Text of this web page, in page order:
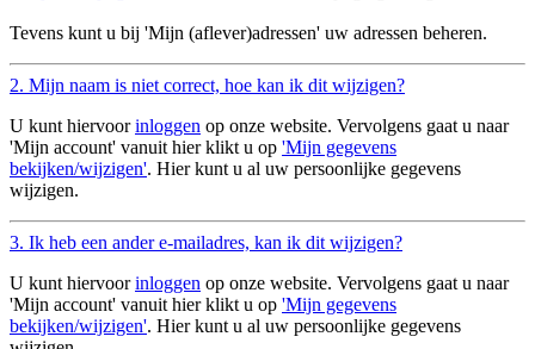
Tevens kunt u bij 'Mijn (aflever)adressen' uw adressen beheren.
2. Mijn naam is niet correct, hoe kan ik dit wijzigen?
U kunt hiervoorinloggen op onze website. Vervolgens gaat u naar
'Mijn account' vanuit hier klikt u op 'Mijn gegevens
bekijken/wijzigen'. Hier kunt u al uw persoonlijke gegevens
wijzigen.
3. Ik heb een ander e-mailadres, kan ik dit wijzigen?
U kunt hiervoorinloggen op onze website. Vervolgens gaat u naar
'Mijn account' vanuit hier klikt u op 'Mijn gegevens
bekijken/wijzigen'. Hier kunt u al uw persoonlijke gegevens